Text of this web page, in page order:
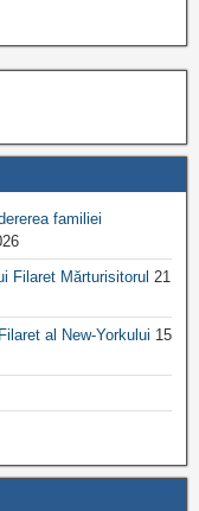
familiei
Filaret Mărturisitorul 21
al New-Yorkului 15